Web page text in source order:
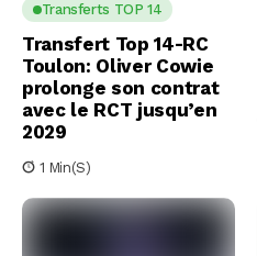
Transferts TOP 14
Transfert Top 14-RC
Toulon: Oliver Cowie
prolonge son contrat
avec le RCT jusqu’en
2029
1 Min(s)